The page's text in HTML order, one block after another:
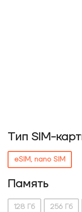
Тип SIM-
eSIM, nano SIM
Память
128 Гб 256 Гб